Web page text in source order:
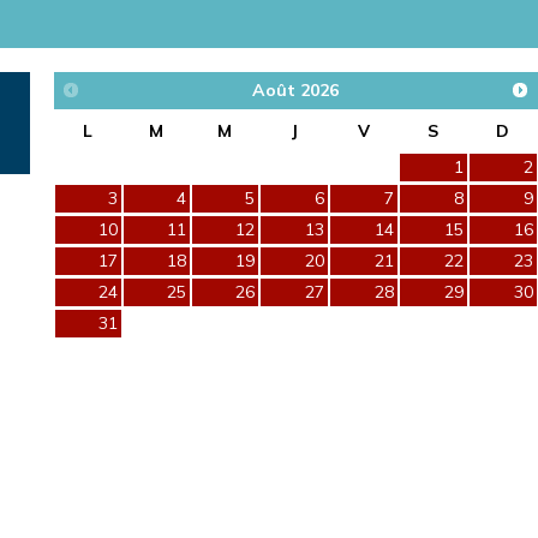
Août 2026
L
M M J V S
D
1
2
3
4 5 6 7 8
9
10
11 12 13 14 15
16
17
18 19 20 21 22
23
24
25 26 27 28 29
30
31